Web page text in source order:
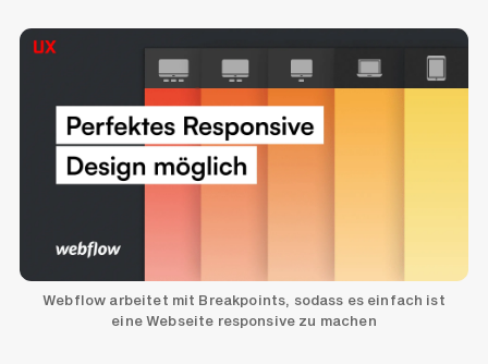
Webflow arbeitet mit Breakpoints, sodass es einfach ist
eine Webseite responsive zu machen